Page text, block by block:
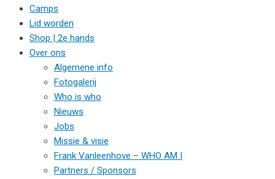
Camps
Lid worden
Shop | 2e hands
Over ons
Algemene info
Fotogalerij
Who is who
Nieuws
Jobs
Missie & visie
Frank Vanleenhove – WHO AM I
Partners / Sponsors